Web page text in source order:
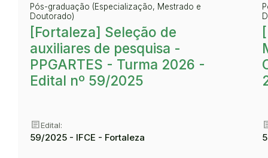
Pós-graduação (Especialização, Mestrado e
Doutorado)
[Fortaleza] Seleção de
auxiliares de pesquisa -
PPGARTES - Turma 2026 -
Edital nº 59/2025
articleEdital:
59/2025 - IFCE - Fortaleza